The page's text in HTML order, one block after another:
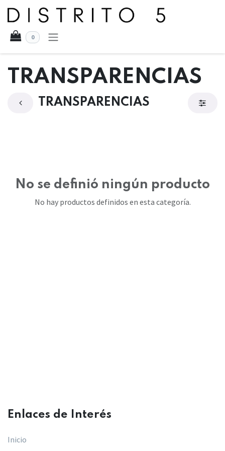
Ir al contenido
0
TRANSPARENCIAS
TRANSPARENCIAS
No se definió ningún producto
No hay productos definidos en esta categoría.
Enlaces de Interés​
Inicio